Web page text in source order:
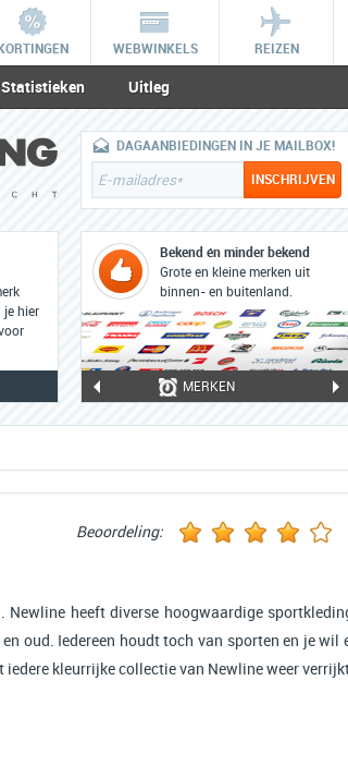
KORTINGEN WEBWINKELS REIZEN
Statistieken Uitleg
je hier
DAGAANBIEDINGEN IN JE MAILBOX!
Bekend én minder bekend
Grote en kleine merken uit
binnen- en buitenland.
MERKEN
Beoordeling:
heeft diverse hoogwaardige
oud. Iedereen houdt toch van sporten en je wil
kleurrijke collectie van Newline weer